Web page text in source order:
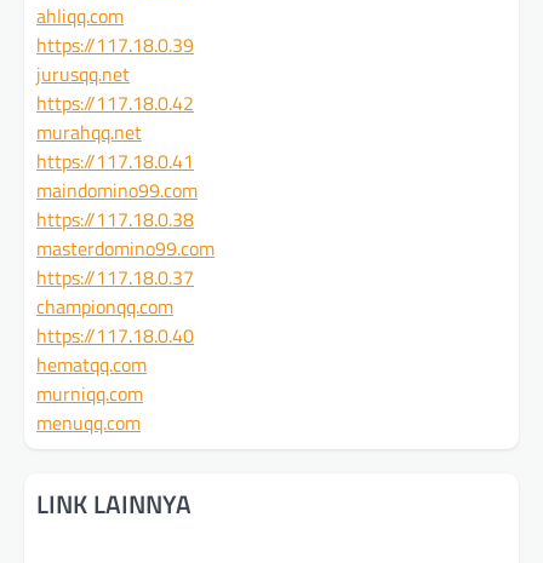
ahliqq.com
https://117.18.0.39
jurusqq.net
https://117.18.0.42
murahqq.net
https://117.18.0.41
maindomino99.com
https://117.18.0.38
masterdomino99.com
https://117.18.0.37
championqq.com
https://117.18.0.40
hematqq.com
murniqq.com
menuqq.com
LINK LAINNYA